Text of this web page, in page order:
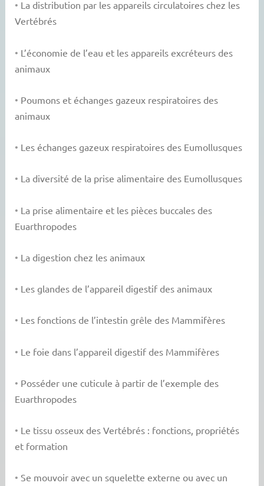
• La distribution par les appareils circulatoires chez les
Vertébrés
• L’économie de l’eau et les appareils excréteurs des
animaux
• Poumons et échanges gazeux respiratoires des
animaux
• Les échanges gazeux respiratoires des Eumollusques
• La diversité de la prise alimentaire des Eumollusques
• La prise alimentaire et les pièces buccales des
Euarthropodes
• La digestion chez les animaux
• Les glandes de l’appareil digestif des animaux
• Les fonctions de l’intestin grêle des Mammifères
• Le foie dans l’appareil digestif des Mammifères
• Posséder une cuticule à partir de l’exemple des
Euarthropodes
• Le tissu osseux des Vertébrés : fonctions, propriétés
et formation
• Se mouvoir avec un squelette externe ou avec un